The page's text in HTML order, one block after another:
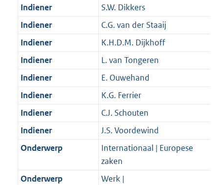
t
a
t
K
b
3
K
b
Indiener
S.W. Dikkers
Indiener
C.G. van der Staaij
Indiener
K.H.D.M. Dijkhoff
Indiener
L. van Tongeren
Indiener
E. Ouwehand
Indiener
K.G. Ferrier
Indiener
C.J. Schouten
Indiener
J.S. Voordewind
Onderwerp
Internationaal | Europese
zaken
Onderwerp
Werk |